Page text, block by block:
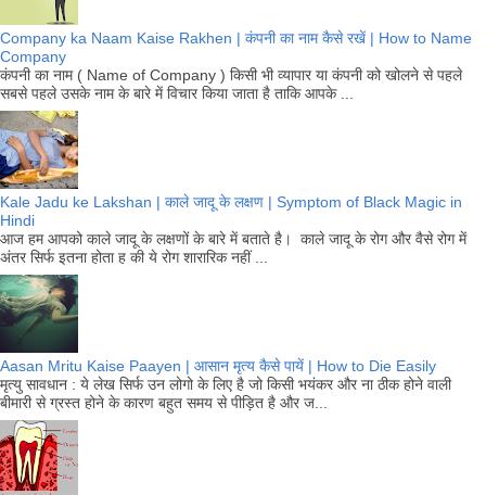
Company ka Naam Kaise Rakhen | कंपनी का नाम कैसे रखें | How to Name
Company
कंपनी का नाम ( Name of Company ) किसी भी व्यापार या कंपनी को खोलने से पहले
सबसे पहले उसके नाम के बारे में विचार किया जाता है ताकि आपके ...
Kale Jadu ke Lakshan | काले जादू के लक्षण | Symptom of Black Magic in
Hindi
आज हम आपको काले जादू के लक्षणों के बारे में बताते है। काले जादू के रोग और वैसे रोग में
अंतर सिर्फ इतना होता ह की ये रोग शारारिक नहीं ...
Aasan Mritu Kaise Paayen | आसान मृत्य कैसे पायें | How to Die Easily
मृत्यु सावधान : ये लेख सिर्फ उन लोगो के लिए है जो किसी भयंकर और ना ठीक होने वाली
बीमारी से ग्रस्त होने के कारण बहुत समय से पीड़ित है और ज...